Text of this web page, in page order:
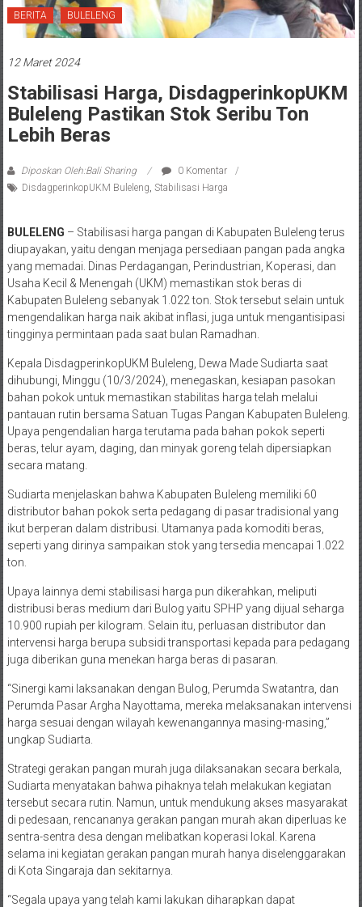
BERITA BULELENG
12 Maret 2024
Stabilisasi Harga, DisdagperinkopUKM
Buleleng Pastikan Stok Seribu Ton
Lebih Beras
Diposkan Oleh:Bali Sharing
0 Komentar
DisdagperinkopUKM Buleleng Stabilisasi Harga
BULELENG – Stabilisasi harga pangan di Kabupaten Buleleng terus
diupayakan, yaitu dengan menjaga persediaan pangan pada angka
yang memadai. Dinas Perdagangan, Perindustrian, Koperasi, dan
Usaha Kecil & Menengah (UKM) memastikan stok beras di
Kabupaten Buleleng sebanyak 1.022 ton. Stok tersebut selain untuk
mengendalikan harga naik akibat inflasi, juga untuk mengantisipasi
tingginya permintaan pada saat bulan Ramadhan.
Kepala DisdagperinkopUKM Buleleng, Dewa Made Sudiarta saat
dihubungi, Minggu (10/3/2024), menegaskan, kesiapan pasokan
bahan pokok untuk memastikan stabilitas harga telah melalui
pantauan rutin bersama Satuan Tugas Pangan Kabupaten Buleleng.
Upaya pengendalian harga terutama pada bahan pokok seperti
beras, telur ayam, daging, dan minyak goreng telah dipersiapkan
secara matang.
Sudiarta menjelaskan bahwa Kabupaten Buleleng memiliki 60
distributor bahan pokok serta pedagang di pasar tradisional yang
ikut berperan dalam distribusi. Utamanya pada komoditi beras,
seperti yang dirinya sampaikan stok yang tersedia mencapai 1.022
ton.
Upaya lainnya demi stabilisasi harga pun dikerahkan, meliputi
distribusi beras medium dari Bulog yaitu SPHP yang dijual seharga
10.900 rupiah per kilogram. Selain itu, perluasan distributor dan
intervensi harga berupa subsidi transportasi kepada para pedagang
juga diberikan guna menekan harga beras di pasaran.
“Sinergi kami laksanakan dengan Bulog, Perumda Swatantra, dan
Perumda Pasar Argha Nayottama, mereka melaksanakan intervensi
harga sesuai dengan wilayah kewenangannya masing-masing,”
ungkap Sudiarta.
Strategi gerakan pangan murah juga dilaksanakan secara berkala,
Sudiarta menyatakan bahwa pihaknya telah melakukan kegiatan
tersebut secara rutin. Namun, untuk mendukung akses masyarakat
di pedesaan, rencananya gerakan pangan murah akan diperluas ke
sentra-sentra desa dengan melibatkan koperasi lokal. Karena
selama ini kegiatan gerakan pangan murah hanya diselenggarakan
di Kota Singaraja dan sekitarnya.
“Segala upaya yang telah kami lakukan diharapkan dapat